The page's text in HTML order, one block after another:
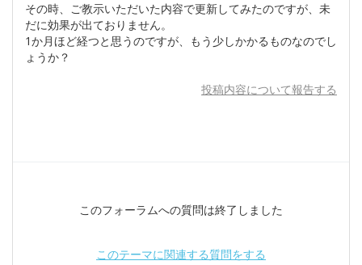
その時、ご教示いただいた内容で更新してみたのですが、未
だに効果が出ておりません。
1か月ほど経つと思うのですが、もう少しかかるものなのでし
ょうか？
投稿内容について報告する
このフォーラムへの質問は終了しました
このテーマに関連する質問をする